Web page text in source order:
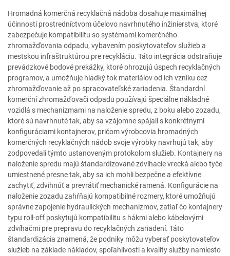
Hromadná komerčná recyklačná nádoba dosahuje maximálnej
účinnosti prostredníctvom účelovo navrhnutého inžinierstva, ktoré
zabezpečuje kompatibilitu so systémami komerčného
zhromažďovania odpadu, vybavením poskytovateľov služieb a
mestskou infraštruktúrou pre recykláciu. Táto integrácia odstraňuje
prevádzkové bodové prekážky, ktoré ohrozujú úspech recyklačných
programov, a umožňuje hladký tok materiálov od ich vzniku cez
zhromažďovanie až po spracovateľské zariadenia. Štandardní
komerční zhromažďovači odpadu používajú špeciálne nákladné
vozidlá s mechanizmami na naloženie spredu, z boku alebo zozadu,
ktoré sú navrhnuté tak, aby sa vzájomne spájali s konkrétnymi
konfiguráciami kontajnerov, pričom výrobcovia hromadných
komerčných recyklačných nádob svoje výrobky navrhujú tak, aby
zodpovedali týmto ustanoveným protokolom služieb. Kontajnery na
naloženie spredu majú štandardizované zdvíhacie vrecká alebo tyče
umiestnené presne tak, aby sa ich mohli bezpečne a efektívne
zachytiť, zdvihnúť a prevrátiť mechanické ramená. Konfigurácie na
naloženie zozadu zahŕňajú kompatibilné rozmery, ktoré umožňujú
správne zapojenie hydraulických mechanizmov, zatiaľ čo kontajnery
typu roll-off poskytujú kompatibilitu s hákmi alebo kábelovými
zdvíhačmi pre prepravu do recyklačných zariadení. Táto
štandardizácia znamená, že podniky môžu vyberať poskytovateľov
služieb na základe nákladov, spoľahlivosti a kvality služby namiesto